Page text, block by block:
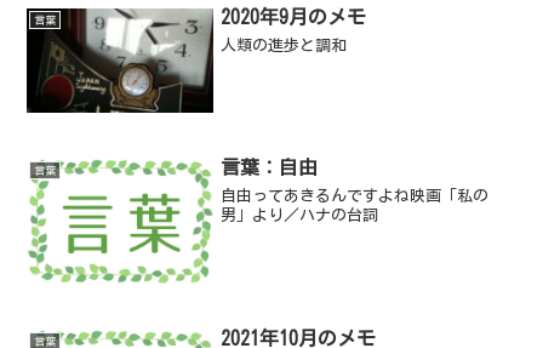
言葉 2020年9月のメモ
人類の進歩と調和
言葉 言葉：自由
自由ってあきるんですよね映画「私の
男」より／ハナの台詞
言葉 2021年10月のメモ